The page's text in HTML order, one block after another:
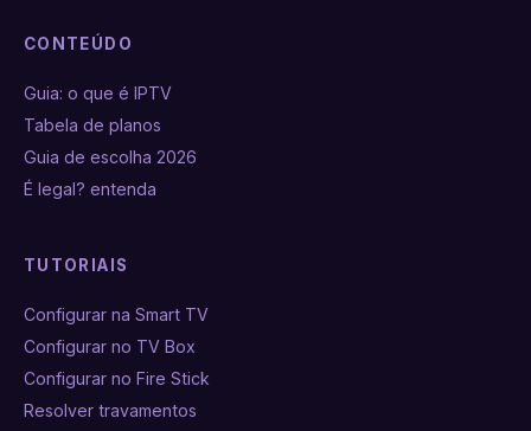
CONTEÚDO
Guia: o que é IPTV
Tabela de planos
Guia de escolha 2026
É legal? entenda
TUTORIAIS
Configurar na Smart TV
Configurar no TV Box
Configurar no Fire Stick
Resolver travamentos